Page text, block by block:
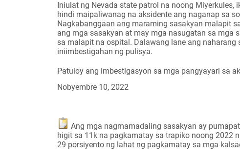
Iniulat ng Nevada state patrol na noong Miyerkules,
hindi maipaliwanag na aksidente ang naganap sa
Nagkabanggaan ang maraming sasakyan malapit
ang mga sasakyan at may mga nasugatan sa mga
sa malapit na ospital. Dalawang lane ang
iniimbestigahan ng pulisya.
Patuloy ang imbestigasyon sa mga pangyayari sa
Nobyembre 10, 2022
Ang mga nagmamadaling sasakyan ay
higit sa 11k na pagkamatay sa trapiko noong 2022
29 porsiyento ng lahat ng pagkamatay sa mga